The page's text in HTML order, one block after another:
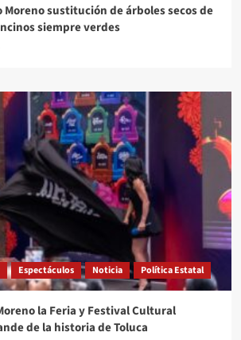
Moreno sustitución de árboles secos de
siempre verdes
Espectáculos Noticia Política Estatal
la Feria y Festival Cultural
de la historia de Toluca